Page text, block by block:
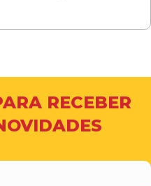
RECEBER